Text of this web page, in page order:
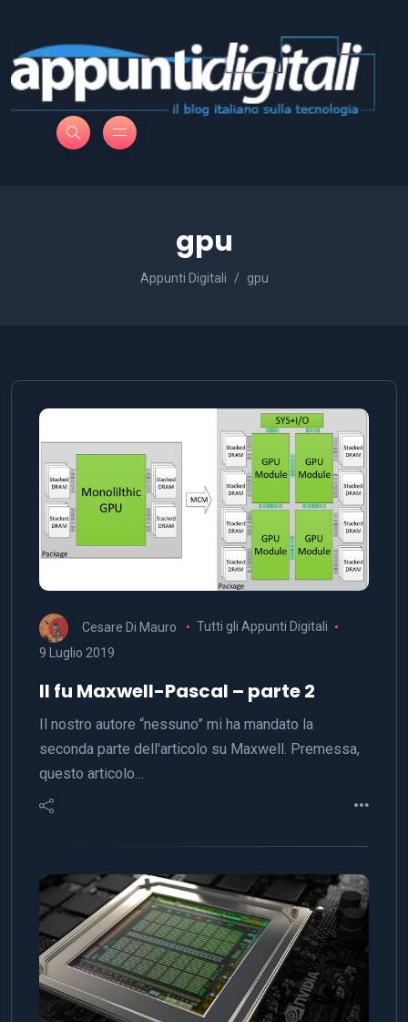
gpu
Appunti Digitali gpu
Cesare Di Mauro
Tutti gli Appunti Digitali
9 Luglio 2019
Il fu Maxwell-Pascal – parte 2
Il nostro autore “nessuno” mi ha mandato la
seconda parte dell'articolo su Maxwell. Premessa,
questo articolo…